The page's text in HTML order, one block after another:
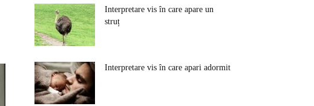
Interpretare vis în care apare un
struț
Interpretare vis în care apari adormit